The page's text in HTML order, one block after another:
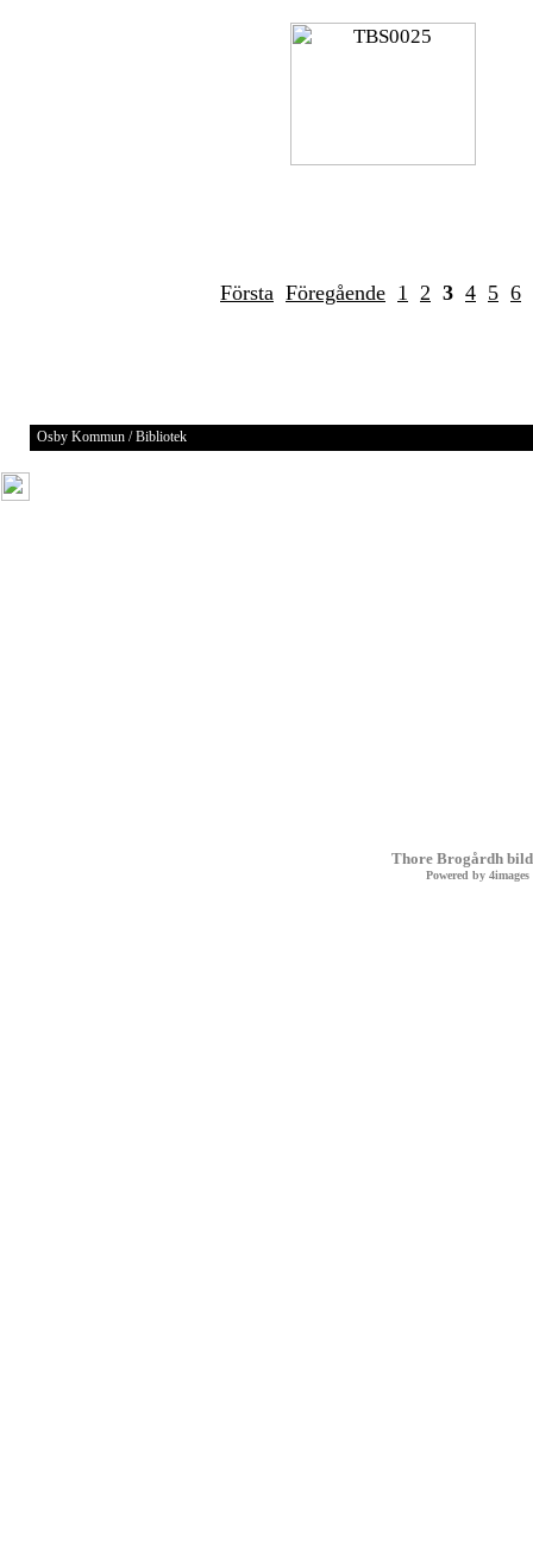
Första Föregående 1 2 3 4 5 6
Osby Kommun / Bibliotek
Thore Brogårdh
Powered by 4images